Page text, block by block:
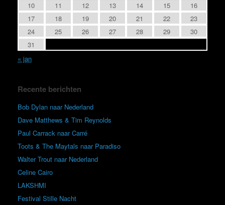
10
11 12 13 14 15
16
17
18 19 20 21 22
23
24
25 26 27 28 29
30
31
« jan
Recente berichten
Bob Dylan naar Nederland
Dave Matthews & Tim Reynolds
Paul Carrack naar Carré
Toots & The Maytals naar Paradiso
Walter Trout naar Nederland
Celine Cairo
LAKSHMI
Festival Stille Nacht